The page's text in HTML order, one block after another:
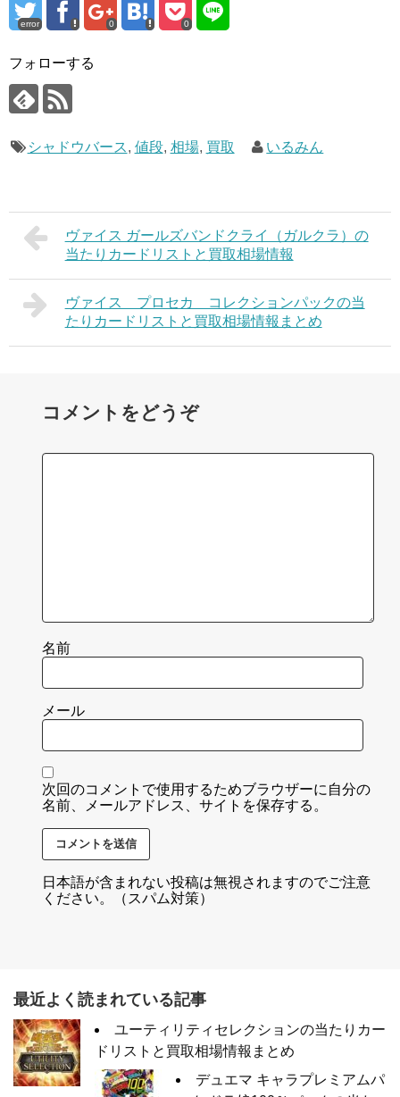
error 0 0
フォローする
シャドウバース, 値段, 相場, 買取 いるみん
ヴァイス ガールズバンドクライ（ガルクラ）の
当たりカードリストと買取相場情報
ヴァイス プロセカ コレクションパックの当
たりカードリストと買取相場情報まとめ
コメントをどうぞ
名前
メール
次回のコメントで使用するためブラウザーに自分の
名前、メールアドレス、サイトを保存する。
日本語が含まれない投稿は無視されますのでご注意
ください。（スパム対策）
最近よく読まれている記事
ユーティリティセレクションの当たりカー
ドリストと買取相場情報まとめ
デュエマ キャラプレミアムパ